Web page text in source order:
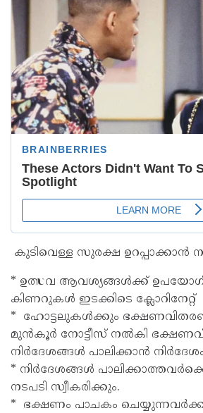
കുടിവെള്ള സുരക്ഷ ഉറപ്പാക്കാൻ
* ഉത്സവ ആവശ്യങ്ങൾക്ക്
കിണറുകൾ ഇടക്കിടെ ക്ലോറിനേറ്റ്
* ഹോട്ടലുകൾക്കും
മുൻകൂർ നോട്ടീസ് നൽകി
നിർദേശങ്ങൾ പാലിക്കാൻ
* നിർദേശങ്ങൾ
നടപടി സ്വീകരിക്കും.
* ഭക്ഷണം പാചകം